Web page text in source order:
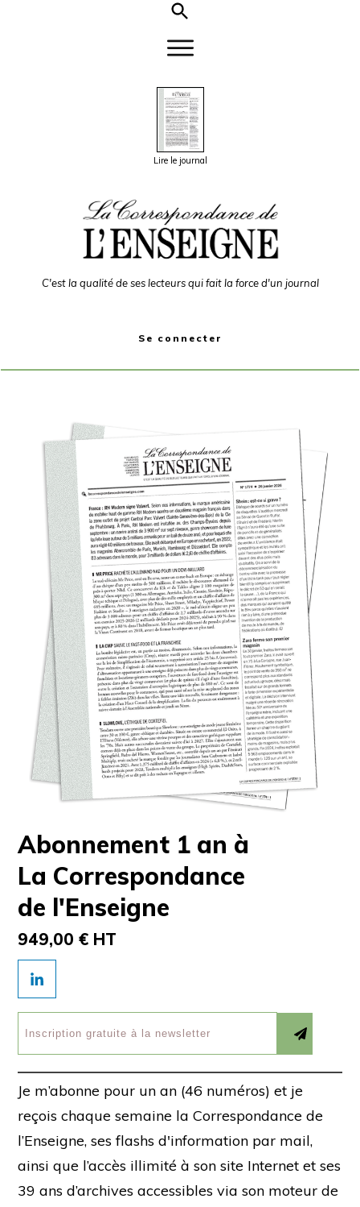
Lire le journal
C'est la qualité de ses lecteurs qui fait la force d'un journal
Se connecter
Abonnement 1 an à
La Correspondance
de l'Enseigne
949,00 € HT
Je m’abonne pour un an (46 numéros) et je
reçois chaque semaine la Correspondance de
l’Enseigne, ses flashs d'information par mail,
ainsi que l’accès illimité à son site Internet et ses
39 ans d’archives accessibles via son moteur de